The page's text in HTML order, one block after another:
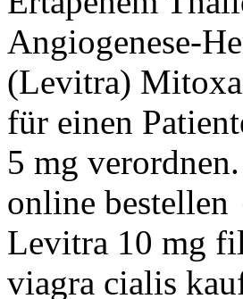
Angiogenese-
(Levitra)
für einen
5 mg
online
Levitra 10 mg
viagra cialis